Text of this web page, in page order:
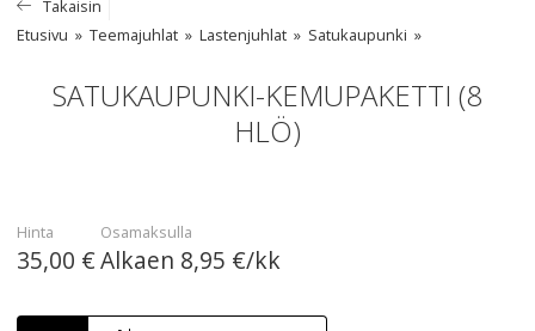
Takaisin
Etusivu
Teemajuhlat Lastenjuhlat Satukaupunki
SATUKAUPUNKI-KEMUPAKETTI (8
HLÖ)
Hinta
35,00 €
Osamaksulla
Alkaen 8,95 €/kk